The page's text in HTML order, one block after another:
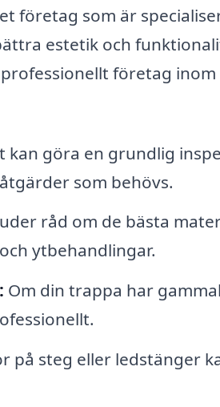
företag som är
estetik och
företag
kan göra en grundlig
som behövs.
råd om de bästa
ytbehandlingar.
Om din trappa har
på steg eller ledstänger